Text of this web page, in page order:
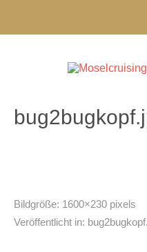
Bildgröße: 1600×230 pixels
Veröffentlicht in: